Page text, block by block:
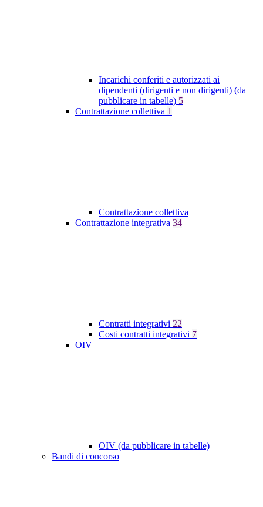
Incarichi conferiti e autorizzati ai
dipendenti (dirigenti e non dirigenti) (da
pubblicare in tabelle) 5
Contrattazione collettiva 1
Contrattazione collettiva
Contrattazione integrativa 34
Contratti integrativi 22
Costi contratti integrativi 7
OIV
OIV (da pubblicare in tabelle)
Bandi di concorso